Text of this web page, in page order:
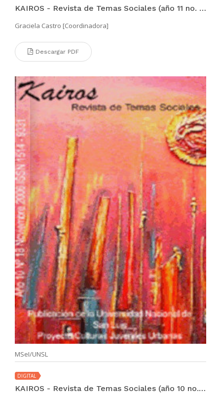
KAIROS - Revista de Temas Sociales (año 11 no. 19 abr 2007)
Graciela Castro [Coordinadora]
Descargar PDF
MSeI/UNSL
DIGITAL
KAIROS - Revista de Temas Sociales (año 10 no. 18 dic 2006)